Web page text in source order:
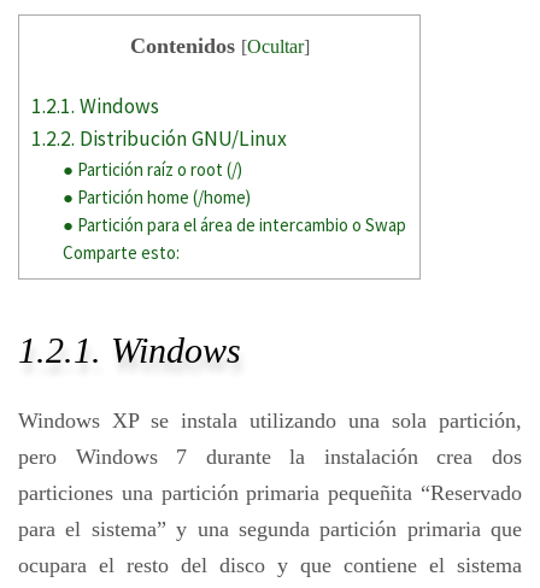
Contenidos [Ocultar]
1.2.1. Windows
1.2.2. Distribución GNU/Linux
● Partición raíz o root (/)
● Partición home (/home)
● Partición para el área de intercambio o Swap
Comparte esto:
1.2.1. Windows
Windows XP se instala utilizando una sola partición,
pero Windows 7 durante la instalación crea dos
particiones una partición primaria pequeñita “Reservado
para el sistema” y una segunda partición primaria que
ocupara el resto del disco y que contiene el sistema